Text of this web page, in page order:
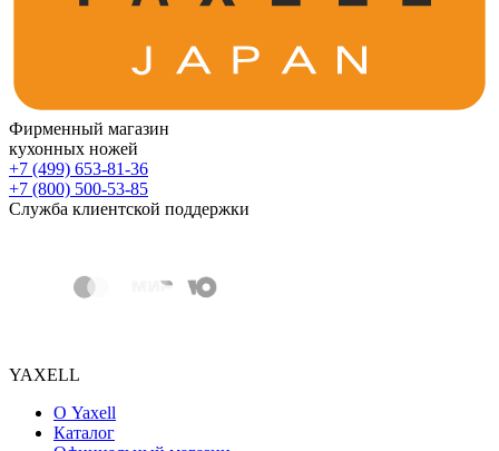
Фирменный магазин
кухонных ножей
+7 (499) 653-81-36
+7 (800) 500-53-85
Служба клиентской поддержки
YAXELL
О Yaxell
Каталог